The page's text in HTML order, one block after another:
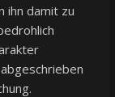
ihn damit zu